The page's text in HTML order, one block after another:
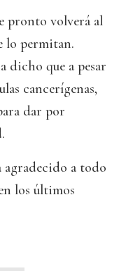
pronto volverá al
lo permitan.
dicho que a pesar
cancerígenas,
dar por
agradecido a todo
los últimos